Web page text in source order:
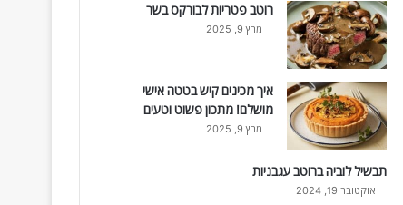
רוטב פטריות לבורקס בשר
מרץ 9, 2025
איך מכינים קיש בטטה אישי
מושלם! מתכון פשוט וטעים
מרץ 9, 2025
תבשיל לוביה ברוטב עגבניות
אוקטובר 19, 2024